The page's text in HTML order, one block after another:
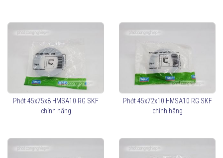
Phớt 45x75x8 HMSA10 RG SKF
chính hãng
Phớt 45x72x10 HMSA10 RG SKF
chính hãng